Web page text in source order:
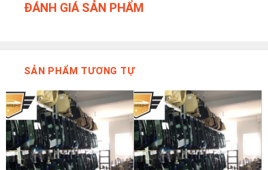
ĐÁNH GIÁ SẢN PHẨM
SẢN PHẨM TƯƠNG TỰ